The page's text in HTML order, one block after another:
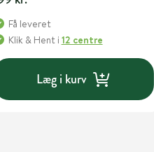
Få leveret
Klik & Hent i 12 centre
Læg i kurv